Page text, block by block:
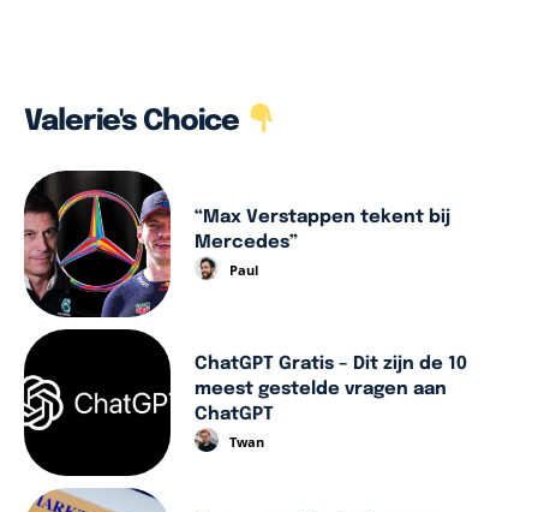
Valerie's Choice
“Max Verstappen tekent bij
Mercedes”
Paul
ChatGPT Gratis – Dit zijn de 10
meest gestelde vragen aan
ChatGPT
Twan